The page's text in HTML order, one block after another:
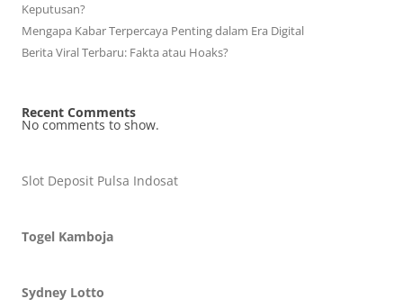
Keputusan?
Mengapa Kabar Terpercaya Penting dalam Era Digital
Berita Viral Terbaru: Fakta atau Hoaks?
Recent Comments
No comments to show.
Slot Deposit Pulsa Indosat
Togel Kamboja
Sydney Lotto